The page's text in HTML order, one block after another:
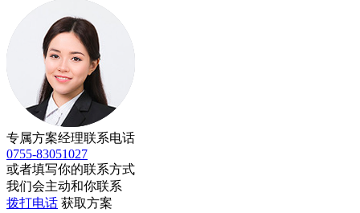
专属方案经理联系电话
0755-83051027
或者填写你的联系方式
我们会主动和你联系
拨打电话 获取方案